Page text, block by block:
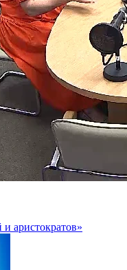
аристократов»